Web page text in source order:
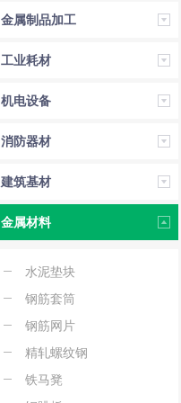
金属制品加工
工业耗材
机电设备
消防器材
建筑基材
金属材料
水泥垫块
钢筋套筒
钢筋网片
精轧螺纹钢
铁马凳